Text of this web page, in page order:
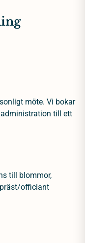
möte. Vi bokar
till ett
till blommor,
officiant